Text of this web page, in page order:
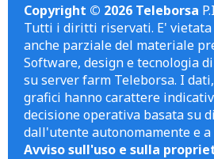
Copyright © 2026 Teleborsa
Tutti i diritti riservati. E'
anche parziale del materiale
Software, design e tecnologia
su server farm Teleborsa. I
grafici hanno carattere
decisione operativa basata su
dall'utente autonomamente e
Avviso sull'uso e sulla